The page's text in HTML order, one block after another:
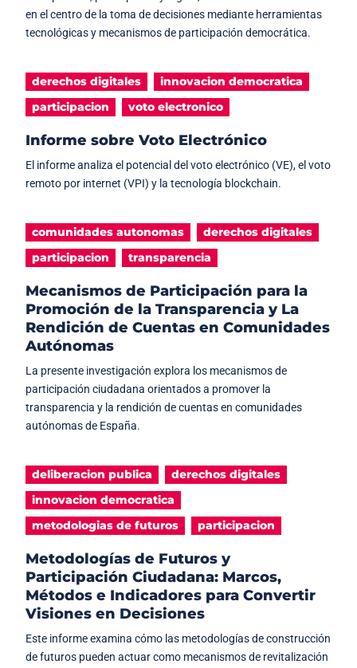
en el centro de la toma de decisiones mediante herramientas
tecnológicas y mecanismos de participación democrática.
derechos digitales
innovacion democratica
participacion
voto electronico
Informe sobre Voto Electrónico
El informe analiza el potencial del voto electrónico (VE), el voto
remoto por internet (VPI) y la tecnología blockchain.
comunidades autonomas
derechos digitales
participacion
transparencia
Mecanismos de Participación para la
Promoción de la Transparencia y La
Rendición de Cuentas en Comunidades
Autónomas
La presente investigación explora los mecanismos de
participación ciudadana orientados a promover la
transparencia y la rendición de cuentas en comunidades
autónomas de España.
deliberacion publica
derechos digitales
innovacion democratica
metodologias de futuros
participacion
Metodologías de Futuros y
Participación Ciudadana: Marcos,
Métodos e Indicadores para Convertir
Visiones en Decisiones
Este informe examina cómo las metodologías de construcción
de futuros pueden actuar como mecanismos de revitalización